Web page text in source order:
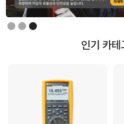
Slide 3 of 3.
인기 카테